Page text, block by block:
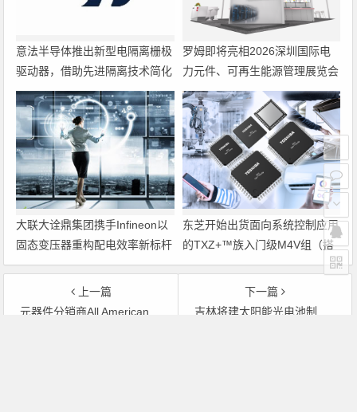
意法半导体推出新型电隔离栅极
驱动器，借助先进隔离技术简化
电源设计
罗姆即将亮相2026深圳国际电
力元件、可再生能源管理展览会
暨研讨会
大联大诠鼎集团携手Infineon以
固态变压器重构配电效率新标杆
东芝开始出货面向系统控制应用
的TXZ+™族入门级M4V组（搭
载Arm Cortex‑M4内核的标准微
控制器）工程样品
上一篇
元器件分销商All American表示分销行业增长趋缓将持续到明年
下一篇
吉林将建太阳能光电池制造园